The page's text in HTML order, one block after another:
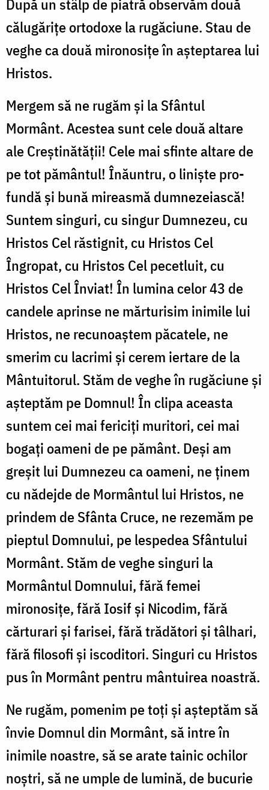
După un stâlp de piatră observăm două
călugărițe ortodoxe la rugăciune. Stau de
veghe ca două mironosițe în așteptarea lui
Hristos.
Mergem să ne rugăm și la Sfântul
Mormânt. Acestea sunt cele două altare
ale Creștinătății! Cele mai sfinte altare de
pe tot pământul! Înăuntru, o liniște pro-
fundă și bună mireasmă dumnezeiască!
Suntem singuri, cu singur Dumnezeu, cu
Hristos Cel răstignit, cu Hristos Cel
Îngropat, cu Hristos Cel pecetluit, cu
Hristos Cel Înviat! În lumina celor 43 de
candele aprinse ne mărturisim inimile lui
Hristos, ne recunoaștem păcatele, ne
smerim cu lacrimi și cerem iertare de la
Mântuitorul. Stăm de veghe în rugăciune și
așteptăm pe Domnul! În clipa aceasta
suntem cei mai fericiți muritori, cei mai
bogați oameni de pe pământ. Deși am
greșit lui Dumnezeu ca oameni, ne ținem
cu nădejde de Mormântul lui Hristos, ne
prindem de Sfânta Cruce, ne rezemăm pe
pieptul Domnului, pe lespedea Sfântului
Mormânt. Stăm de veghe singuri la
Mormântul Domnului, fără femei
mironosițe, fără Iosif și Nicodim, fără
cărturari și farisei, fără trădători și tâlhari,
fără filosofi și iscoditori. Singuri cu Hristos
pus în Mormânt pentru mântuirea noastră.
Ne rugăm, pomenim pe toți și așteptăm să
învie Domnul din Mormânt, să intre în
inimile noastre, să se arate tainic ochilor
noștri, să ne umple de lumină, de bucurie